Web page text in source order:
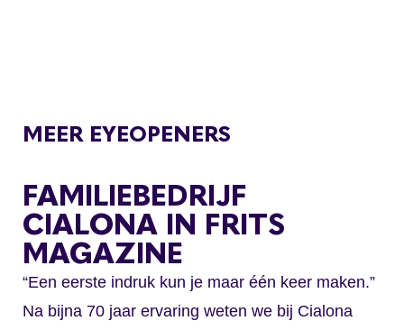
MEER EYEOPENERS
FAMILIEBEDRIJF
CIALONA IN FRITS
MAGAZINE
“Een eerste indruk kun je maar één keer maken.”
Na bijna 70 jaar ervaring weten we bij Cialona